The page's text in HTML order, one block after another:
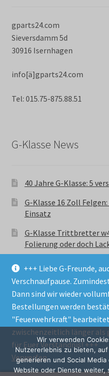
+++ Liebe G-Freunde,
Verschnaufpause.
Dann sind wir wieder
Bestellungen werden
"Feuerwehrkraft"
zwischenzeitlich länger als
für Euer Verständnis! +++
Verwerfen
gparts24.com
Sieversdamm 5d
30916 Isernhagen
info[ä]gparts24.com
Tel: 015.75-875.88.51
G-Klasse News
40 Jahre G-Klasse: 5
G-Klasse 16 Zoll
Einsatz
G-Klasse Trittbretter
Folierung oder doch
© GParts24 - G-Klasse
Ersatzteile & Zubebehör.
Datenschutzerklärung
Alle Preise inkl. der
Wir verwenden
Nutzererlebnis zu bieten,
generieren und Social
Website oder Dienste weiter,